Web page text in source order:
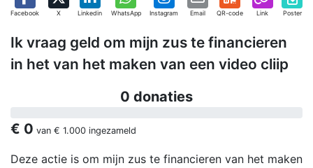
Facebook X Linkedin WhatsApp Instagram Email QR-code Link Poster
Ik vraag geld om mijn zus te financieren
in het van het maken van een video cliip
0 donaties
€ 0 van € 1.000 ingezameld
Deze actie is om mijn zus te financieren van het maken